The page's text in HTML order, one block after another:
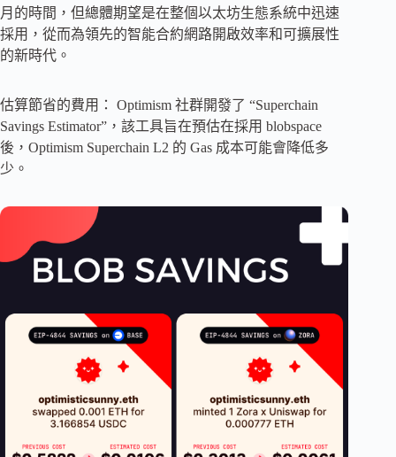
月的時間，但總體期望是在整個以太坊生態系統中迅速
採用，從而為領先的智能合約網路開啟效率和可擴展性
的新時代。
估算節省的費用： Optimism 社群開發了 “Superchain
Savings Estimator”，該工具旨在預估在採用 blobspace
後，Optimism Superchain L2 的 Gas 成本可能會降低多
少。